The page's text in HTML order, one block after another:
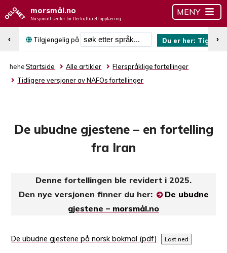
morsmål.no
Nasjonalt senter for flerkulturell opplæring
MENY
Tilgjengelig på
Søk etter språk
Du er her: Tigrinja
‹ ›
hehe Startside Alle artikler
Flerspråklige fortellinger
Tidligere versjoner av NAFOs fortellinger
De ubudne gjestene – en fortelling
fra Iran
Denne fortellingen ble revidert i 2025.
Den nye versjonen finner du her:
De ubudne
gjestene – morsmål.no
De ubudne gjestene på norsk bokmal Last ned